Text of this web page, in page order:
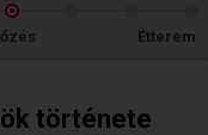
története
Étterem